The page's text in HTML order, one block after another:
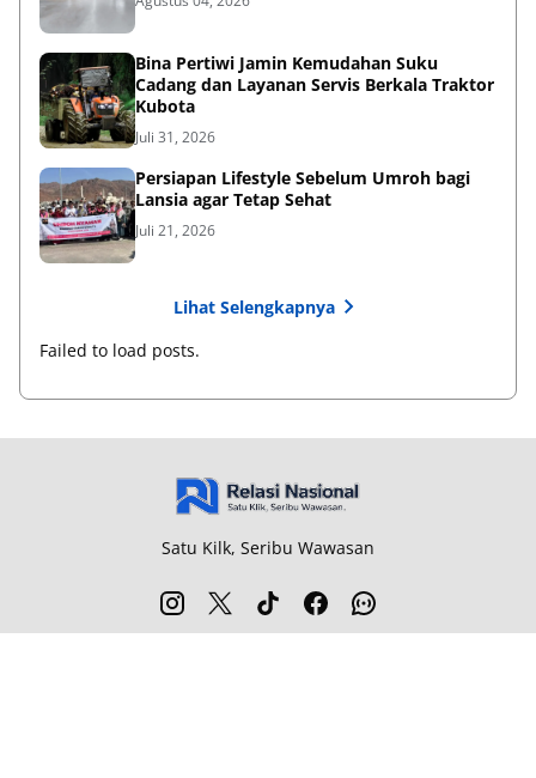
Bina Pertiwi Jamin Kemudahan Suku
Cadang dan Layanan Servis Berkala Traktor
Kubota
Juli 31, 2026
Persiapan Lifestyle Sebelum Umroh bagi
Lansia agar Tetap Sehat
Juli 21, 2026
Lihat Selengkapnya
Failed to load posts.
Satu Kilk, Seribu Wawasan